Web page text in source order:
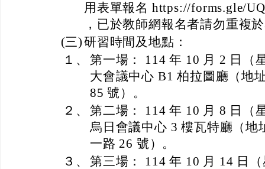
用表單報名 https://forms.gle/
，已於教師網報名者請勿重複
(三)研習時間及地點：
１、 第一場： 114 年 10 月 2 日（
大會議中心 B1 柏拉圖廳（地
85 號）。
２、 第二場： 114 年 10 月 8 日（
烏日會議中心 3 樓瓦特廳（地
一路 26 號）。
３、 第三場： 114 年 10 月 14 日